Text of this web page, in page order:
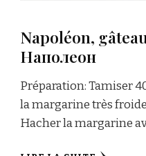
Napoléon,
Наполеон
Préparation: Tamiser
la margarine très
Hacher la margarine